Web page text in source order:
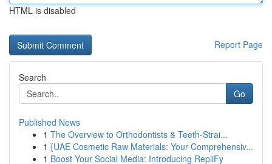
HTML is disabled
Report Page
Search
Go
Published News
1 The Overview to Orthodontists & Teeth-Strai...
1 {UAE Cosmetic Raw Materials: Your Comprehensiv...
1 Boost Your Social Media: Introducing RepliFy